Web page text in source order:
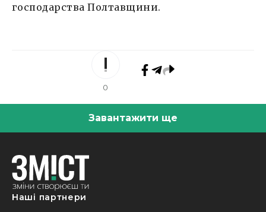
господарства Полтавщини.
0
Завантажити ще
Наші партнери